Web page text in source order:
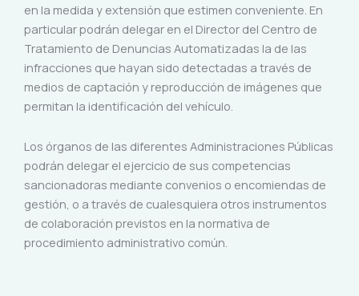
en la medida y extensión que estimen conveniente. En
particular podrán delegar en el Director del Centro de
Tratamiento de Denuncias Automatizadas la de las
infracciones que hayan sido detectadas a través de
medios de captación y reproducción de imágenes que
permitan la identificación del vehículo.
Los órganos de las diferentes Administraciones Públicas
podrán delegar el ejercicio de sus competencias
sancionadoras mediante convenios o encomiendas de
gestión, o a través de cualesquiera otros instrumentos
de colaboración previstos en la normativa de
procedimiento administrativo común.